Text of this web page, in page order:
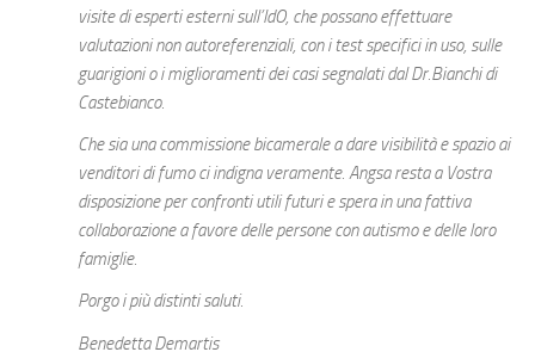
visite di esperti esterni sull’IdO, che possano effettuare
valutazioni non autoreferenziali, con i test specifici in uso, sulle
guarigioni o i miglioramenti dei casi segnalati dal Dr.Bianchi di
Castebianco.
Che sia una commissione bicamerale a dare visibilità e spazio ai
venditori di fumo ci indigna veramente. Angsa resta a Vostra
disposizione per confronti utili futuri e spera in una fattiva
collaborazione a favore delle persone con autismo e delle loro
famiglie.
Porgo i più distinti saluti.
Benedetta Demartis